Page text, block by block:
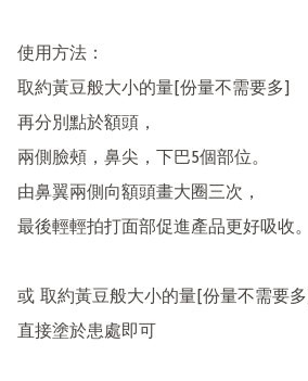
使用方法：
取約黃豆般大小的量[份量不需要多]
再分別點於額頭，
兩側臉頰，鼻尖，下巴5個部位。
由鼻翼兩側向額頭畫大圈三次，
最後輕輕拍打面部促進產品更好吸收。
或 取約黃豆般大小的量[份量不需要多]
直接塗於患處即可